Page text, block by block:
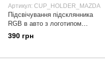
Артикул: CUP_HOLDER_MAZDA
Підсвічування підсклянника
RGB в авто з логотипом
автомобіля MAZDA (к-кт 2 шт.)
390 грн